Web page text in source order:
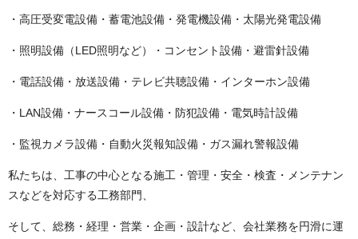
・高圧受変電設備・蓄電池設備・発電機設備・太陽光発電設備
・照明設備（LED照明など）・コンセント設備・避雷針設備
・電話設備・放送設備・テレビ共聴設備・インターホン設備
・LAN設備・ナースコール設備・防犯設備・電気時計設備
・監視カメラ設備・自動火災報知設備・ガス漏れ警報設備
私たちは、工事の中心となる施工・管理・安全・検査・メンテナン
スなどを対応する工務部門、
そして、総務・経理・営業・企画・設計など、会社業務を円滑に運